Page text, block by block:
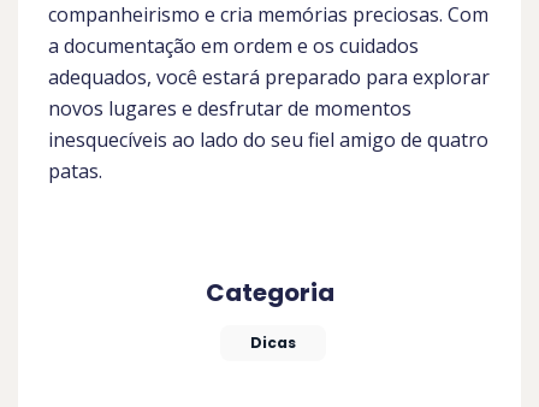
companheirismo e cria memórias preciosas. Com
a documentação em ordem e os cuidados
adequados, você estará preparado para explorar
novos lugares e desfrutar de momentos
inesquecíveis ao lado do seu fiel amigo de quatro
patas.
Categoria
Dicas